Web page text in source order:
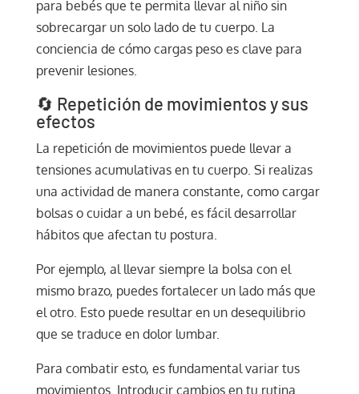
para bebés que te permita llevar al niño sin
sobrecargar un solo lado de tu cuerpo. La
conciencia de cómo cargas peso es clave para
prevenir lesiones.
🔄 Repetición de movimientos y sus
efectos
La repetición de movimientos puede llevar a
tensiones acumulativas en tu cuerpo. Si realizas
una actividad de manera constante, como cargar
bolsas o cuidar a un bebé, es fácil desarrollar
hábitos que afectan tu postura.
Por ejemplo, al llevar siempre la bolsa con el
mismo brazo, puedes fortalecer un lado más que
el otro. Esto puede resultar en un desequilibrio
que se traduce en dolor lumbar.
Para combatir esto, es fundamental variar tus
movimientos. Introducir cambios en tu rutina